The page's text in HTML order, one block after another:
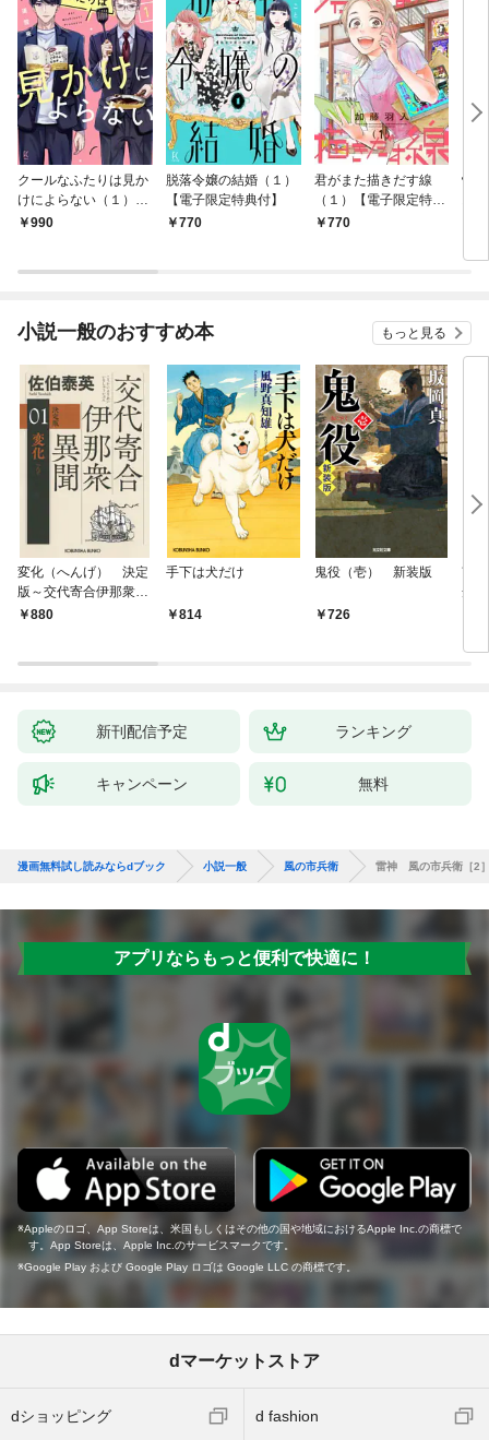
クールなふたりは見か
けによらない（１）
【電子限定特典付】
990
脱落令嬢の結婚（１）
【電子限定特典付】
770
君がまた描きだす線
（１）【電子限定特典
付】770
情
小説一般のおすすめ本 もっと見る
変化（へんげ） 決定
版～交代寄合伊那衆異
聞（1）～
880
手下は犬だけ
814
鬼役（壱） 新装版
726
南
舟
新刊配信予定 ランキング
キャンペーン 無料
漫画無料試し読みならdブック 小説一般 風の市兵衛 雷神 風の市兵衛［2
アプリならもっと便利で快適に！
Appleのロゴ、App Storeは、米国もしくはその他の国や地域におけるApple Inc.の商標で
す。App Storeは、Apple Inc.のサービスマークです。
Google Play および Google Play ロゴは Google LLC の商標です。
dマーケットストア
dショッピング d fashion